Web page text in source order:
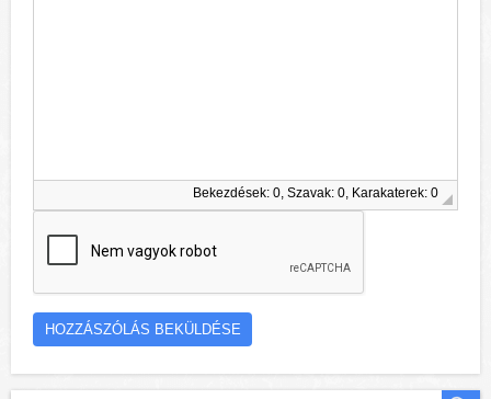
Bekezdések: 0, Szavak: 0, Karakaterek: 0